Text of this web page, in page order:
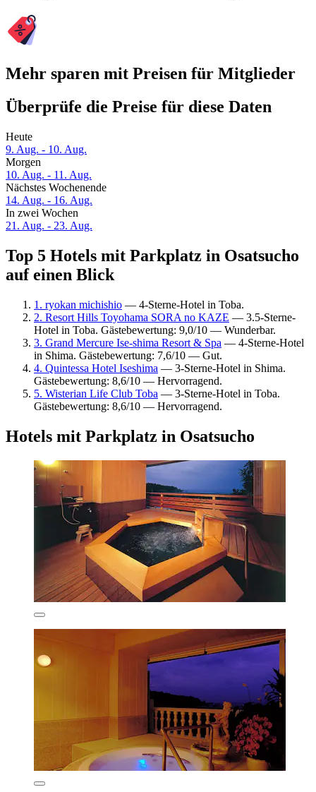
Mehr sparen mit Preisen für Mitglieder
Überprüfe die Preise für diese Daten
Heute
9. Aug. - 10. Aug.
Morgen
10. Aug. - 11. Aug.
Nächstes Wochenende
14. Aug. - 16. Aug.
In zwei Wochen
21. Aug. - 23. Aug.
Top 5 Hotels mit Parkplatz in Osatsucho
auf einen Blick
1. ryokan michishio — 4-Sterne-Hotel in Toba.
2. Resort Hills Toyohama SORA no KAZE — 3.5-Sterne-
Hotel in Toba. Gästebewertung: 9,0/10 — Wunderbar.
3. Grand Mercure Ise-shima Resort & Spa — 4-Sterne-Hotel
in Shima. Gästebewertung: 7,6/10 — Gut.
4. Quintessa Hotel Iseshima — 3-Sterne-Hotel in Shima.
Gästebewertung: 8,6/10 — Hervorragend.
5. Wisterian Life Club Toba — 3-Sterne-Hotel in Toba.
Gästebewertung: 8,6/10 — Hervorragend.
Hotels mit Parkplatz in Osatsucho